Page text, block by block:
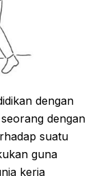
dengan
dengan
suatu
guna
kerja